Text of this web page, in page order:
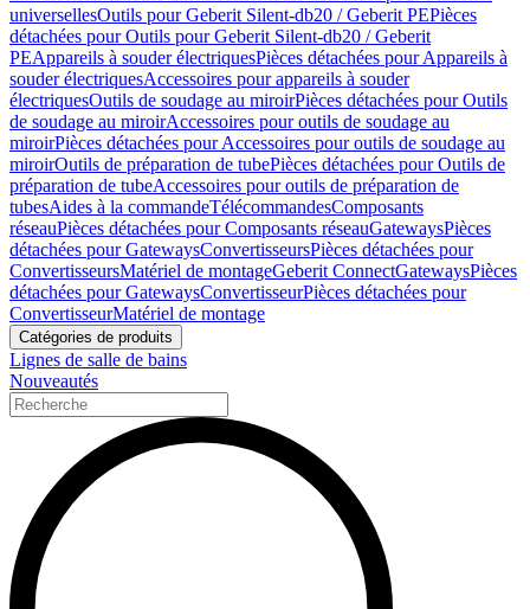
universellesOutils pour Geberit Silent-db20 / Geberit PEPièces
détachées pour Outils pour Geberit Silent-db20 / Geberit
PEAppareils à souder électriquesPièces détachées pour Appareils à
souder électriquesAccessoires pour appareils à souder
électriquesOutils de soudage au miroirPièces détachées pour Outils
de soudage au miroirAccessoires pour outils de soudage au
miroirPièces détachées pour Accessoires pour outils de soudage au
miroirOutils de préparation de tubePièces détachées pour Outils de
préparation de tubeAccessoires pour outils de préparation de
tubesAides à la commandeTélécommandesComposants
réseauPièces détachées pour Composants réseauGatewaysPièces
détachées pour GatewaysConvertisseursPièces détachées pour
ConvertisseursMatériel de montageGeberit ConnectGatewaysPièces
détachées pour GatewaysConvertisseurPièces détachées pour
ConvertisseurMatériel de montage
Catégories de produits
Lignes de salle de bains
Nouveautés